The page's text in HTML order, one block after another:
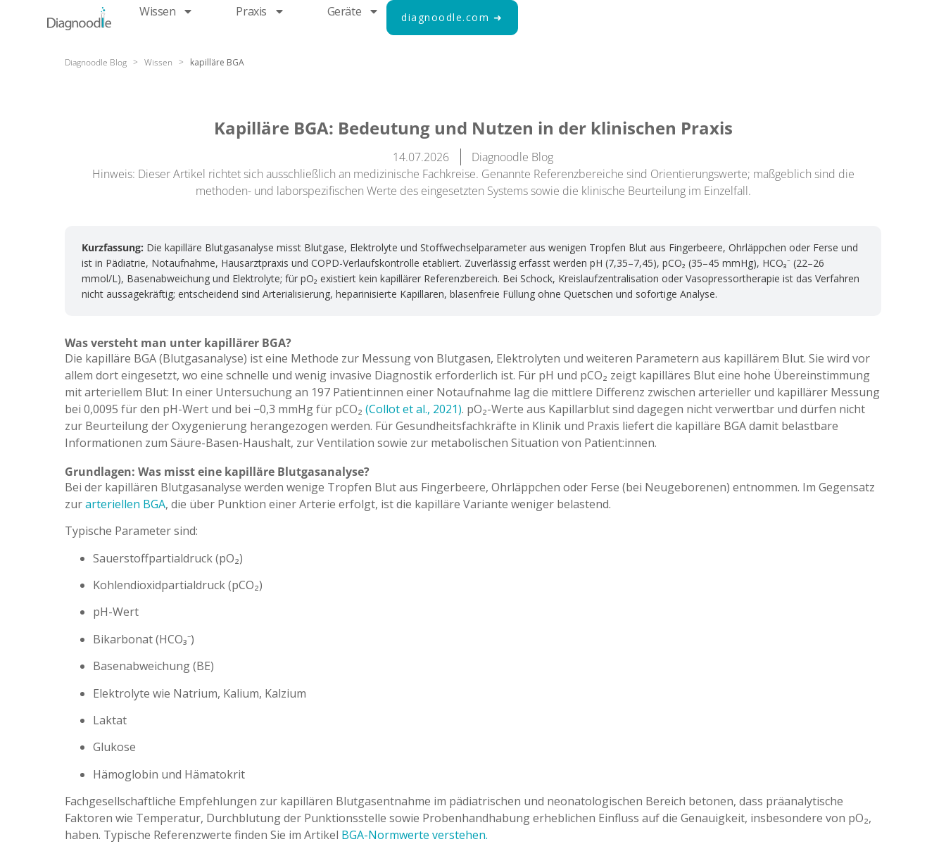
Wissen Praxis Geräte diagnoodle.com ➜
Diagnoodle Blog > Wissen > kapilläre BGA
Kapilläre BGA: Bedeutung und Nutzen in der klinischen Praxis
14.07.2026
Diagnoodle Blog
Hinweis: Dieser Artikel richtet sich ausschließlich an medizinische Fachkreise. Genannte Referenzbereiche sind Orientierungswerte; maßgeblich sind die
methoden- und laborspezifischen Werte des eingesetzten Systems sowie die klinische Beurteilung im Einzelfall.
Kurzfassung: Die kapilläre Blutgasanalyse misst Blutgase, Elektrolyte und Stoffwechselparameter aus wenigen Tropfen Blut aus Fingerbeere, Ohrläppchen oder Ferse und
ist in Pädiatrie, Notaufnahme, Hausarztpraxis und COPD-Verlaufskontrolle etabliert. Zuverlässig erfasst werden pH (7,35–7,45), pCO₂ (35–45 mmHg), HCO₃⁻ (22–26
mmol/L), Basenabweichung und Elektrolyte; für pO₂ existiert kein kapillärer Referenzbereich. Bei Schock, Kreislaufzentralisation oder Vasopressortherapie ist das Verfahren
nicht aussagekräftig; entscheidend sind Arterialisierung, heparinisierte Kapillaren, blasenfreie Füllung ohne Quetschen und sofortige Analyse.
Was versteht man unter kapillärer BGA?
Die kapilläre BGA (Blutgasanalyse) ist eine Methode zur Messung von Blutgasen, Elektrolyten und weiteren Parametern aus kapillärem Blut. Sie wird vor
allem dorteingesetzt, wo eine schnelle und wenig invasive Diagnostik erforderlich ist. Für pH und pCO₂ zeigt kapilläres Blut eine hohe Übereinstimmung
mit arteriellem Blut: In einer Untersuchungan 197 Patient:innen einer Notaufnahme lag die mittlere Differenz zwischen arterieller und kapillärer Messung
bei 0,0095 für den pH-Wert und bei −0,3 mmHgfür pCO₂ (Collot et al., 2021). pO₂-Werte aus Kapillarblut sind dagegen nichtverwertbar und dürfen nicht
zur Beurteilung der Oxygenierung herangezogen werden. FürGesundheitsfachkräfte in Klinik und Praxis liefert die kapilläre BGAdamit belastbare
Informationen zum Säure-Basen-Haushalt, zur Ventilation sowie zur metabolischen Situation von Patient:innen.
Grundlagen: Was misst eine kapilläre Blutgasanalyse?
Bei der kapillären Blutgasanalyse werden wenige Tropfen Blut aus Fingerbeere, Ohrläppchen oder Ferse (bei Neugeborenen) entnommen. Im Gegensatz
zurarteriellen BGA, die über Punktion einer Arterie erfolgt, ist die kapilläre Variante weniger belastend.
Typische Parameter sind:
Sauerstoffpartialdruck (pO₂)
Kohlendioxidpartialdruck (pCO₂)
pH-Wert
Bikarbonat (HCO₃⁻)
Basenabweichung (BE)
Elektrolyte wie Natrium, Kalium, Kalzium
Laktat
Glukose
Hämoglobin und Hämatokrit
Fachgesellschaftliche Empfehlungen zur kapillären Blutgasentnahme im pädiatrischen und neonatologischen Bereich betonen, dass präanalytische
Faktoren wie Temperatur, Durchblutung der Punktionsstelle sowie Probenhandhabung erheblichen Einfluss auf die Genauigkeit, insbesondere von pO₂,
haben. Typische Referenzwerte finden Sie im Artikel BGA-Normwerte verstehen.